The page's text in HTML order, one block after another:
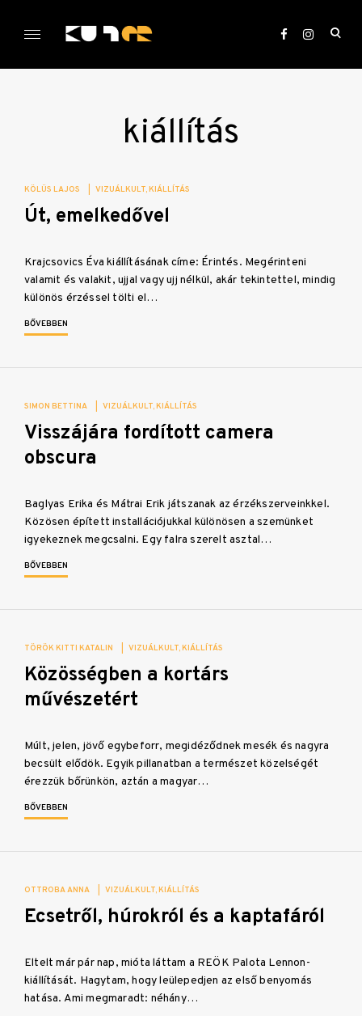
KULTer.hu
kiállítás
KÖLÜS LAJOS VIZUÁLKULT KIÁLLÍTÁS
Út, emelkedővel
Krajcsovics Éva kiállításának címe: Érintés. Megérinteni
valamit és valakit, ujjal vagy ujj nélkül, akár tekintettel, mindig
különös érzéssel tölti el…
BŐVEBBEN
SIMON BETTINA VIZUÁLKULT KIÁLLÍTÁS
Visszájára fordított camera
obscura
Baglyas Erika és Mátrai Erik játszanak az érzékszerveinkkel.
Közösen épített installációjukkal különösen a szemünket
igyekeznek megcsalni. Egy falra szerelt asztal…
BŐVEBBEN
TÖRÖK KITTI KATALIN VIZUÁLKULT KIÁLLÍTÁS
Közösségben a kortárs
művészetért
Múlt, jelen, jövő egybeforr, megidéződnek mesék és nagyra
becsült elődök. Egyik pillanatban a természet közelségét
érezzük bőrünkön, aztán a magyar…
BŐVEBBEN
OTTROBA ANNA VIZUÁLKULT KIÁLLÍTÁS
Ecsetről, húrokról és a kaptafáról
Eltelt már pár nap, mióta láttam a REÖK Palota Lennon-
kiállítását. Hagytam, hogy leülepedjen az első benyomás
hatása. Ami megmaradt: néhány…